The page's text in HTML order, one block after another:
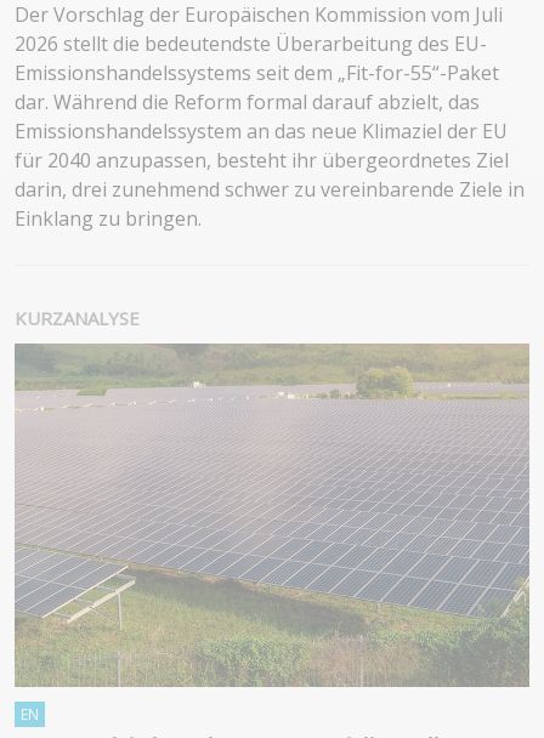
Der Vorschlag der Europäischen Kommission vom Juli
2026 stellt die bedeutendste Überarbeitung des EU-
Emissionshandelssystems seit dem „Fit-for-55“-Paket
dar. Während die Reform formal darauf abzielt, das
Emissionshandelssystem an das neue Klimaziel der EU
für 2040 anzupassen, besteht ihr übergeordnetes Ziel
darin, drei zunehmend schwer zu vereinbarende Ziele in
Einklang zu bringen.
KURZANALYSE